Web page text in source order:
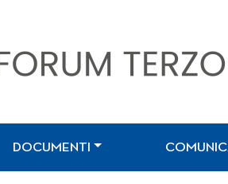
DOCUMENTI